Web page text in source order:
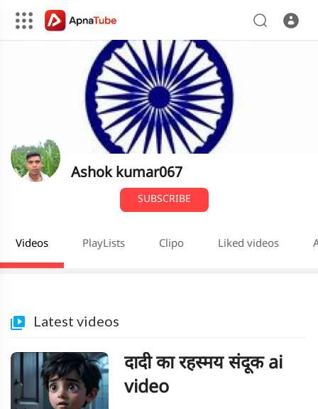
Ashok kumar067
SUBSCRIBE
Videos PlayLists Clipo Liked videos
Latest videos
दादी का रहस्मय संदूक ai
video